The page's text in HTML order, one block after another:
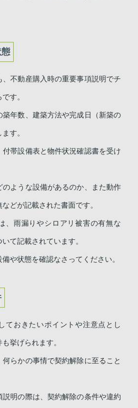
、不動産購入時の重要事項説明でチ
す。
築年数、建築方法や完成日（新築の
す。
帯設備表と物件状況確認書を受け
のような設備があるのか、また動作
どが記載された書面です。
、雨漏りやシロアリ被害の有無な
て記載されています。
や状態を確認なさってください。
ておきたいポイントや注意点とし
挙げられます。
らかの事情で契約解除に至ること
説明の際は、契約解除の条件や違約